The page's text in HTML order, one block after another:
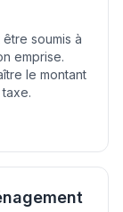
soumis à
emprise.
le montant